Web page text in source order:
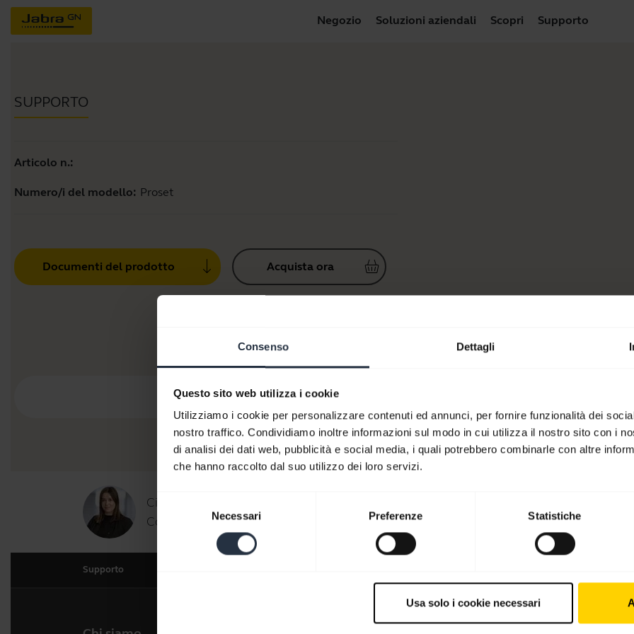
Consenso Dettagli
Questo sito web utilizza i cookie
Utilizziamo i cookie per personalizzare contenuti ed annunci, per fornire funzionalità dei
nostro traffico. Condividiamo inoltre informazioni sul modo in cui utilizza il nostro sito con i
di analisi dei dati web, pubblicità e social media, i quali potrebbero combinarle con altre
che hanno raccolto dal suo utilizzo dei loro servizi.
Selezione
Necessari Preferenze Statistiche
Usa solo i cookie necessari
Negozio Soluzioni aziendali Scopri Supporto
SUPPORTO
Articolo n.:
Numero/i del modello: Proset
Documenti del prodotto Acquista ora
Ciao,
Come posso esserti d'aiuto oggi?
Supporto